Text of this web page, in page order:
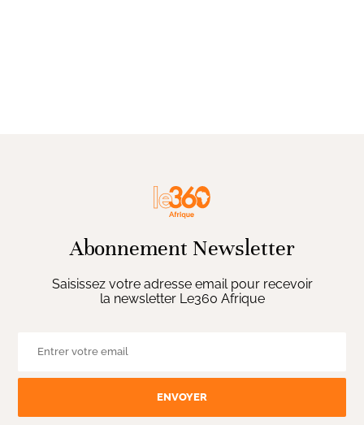
Abonnement Newsletter
Saisissez votre adresse email pour recevoir
la newsletter Le360 Afrique
ENVOYER